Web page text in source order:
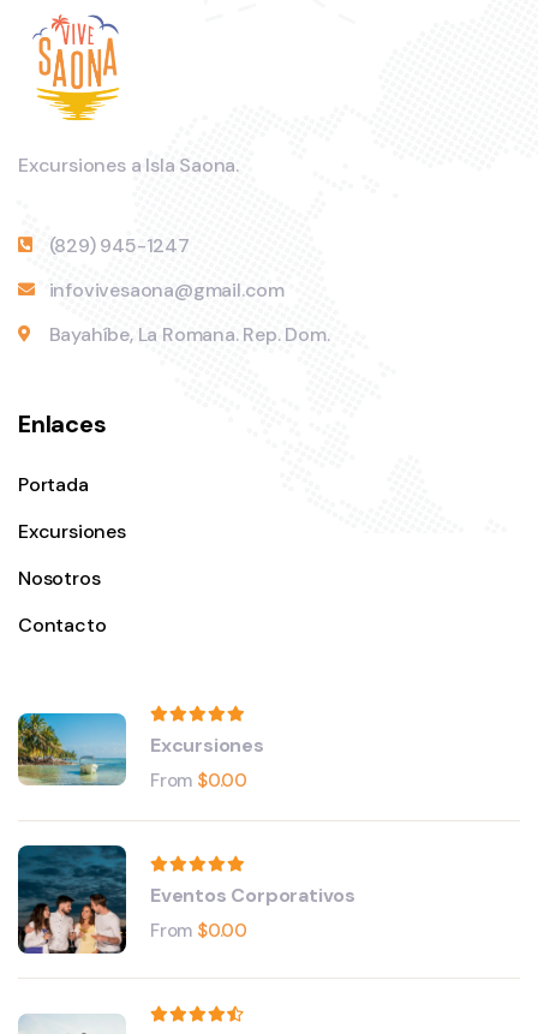
Excursiones a Isla Saona.
(829) 945-1247
infovivesaona@gmail.com
Bayahíbe, La Romana. Rep. Dom.
Enlaces
Portada
Excursiones
Nosotros
Contacto
Excursiones
From $0.00
Eventos Corporativos
From $0.00